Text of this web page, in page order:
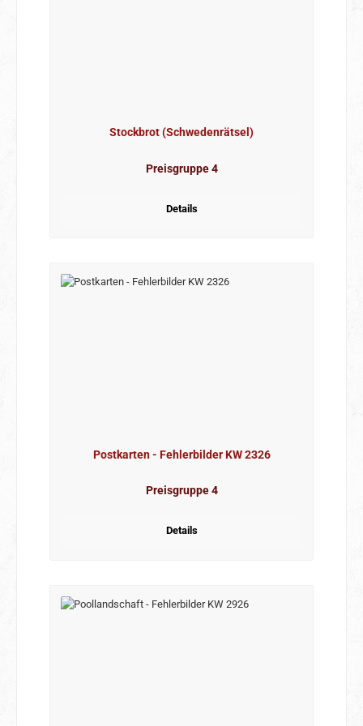
Stockbrot (Schwedenrätsel)
Preisgruppe 4
Details
Postkarten - Fehlerbilder KW 2326
Preisgruppe 4
Details